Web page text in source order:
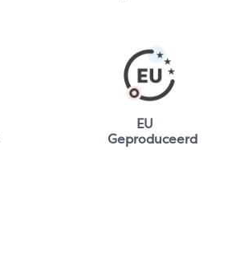
EU
Geproduceerd